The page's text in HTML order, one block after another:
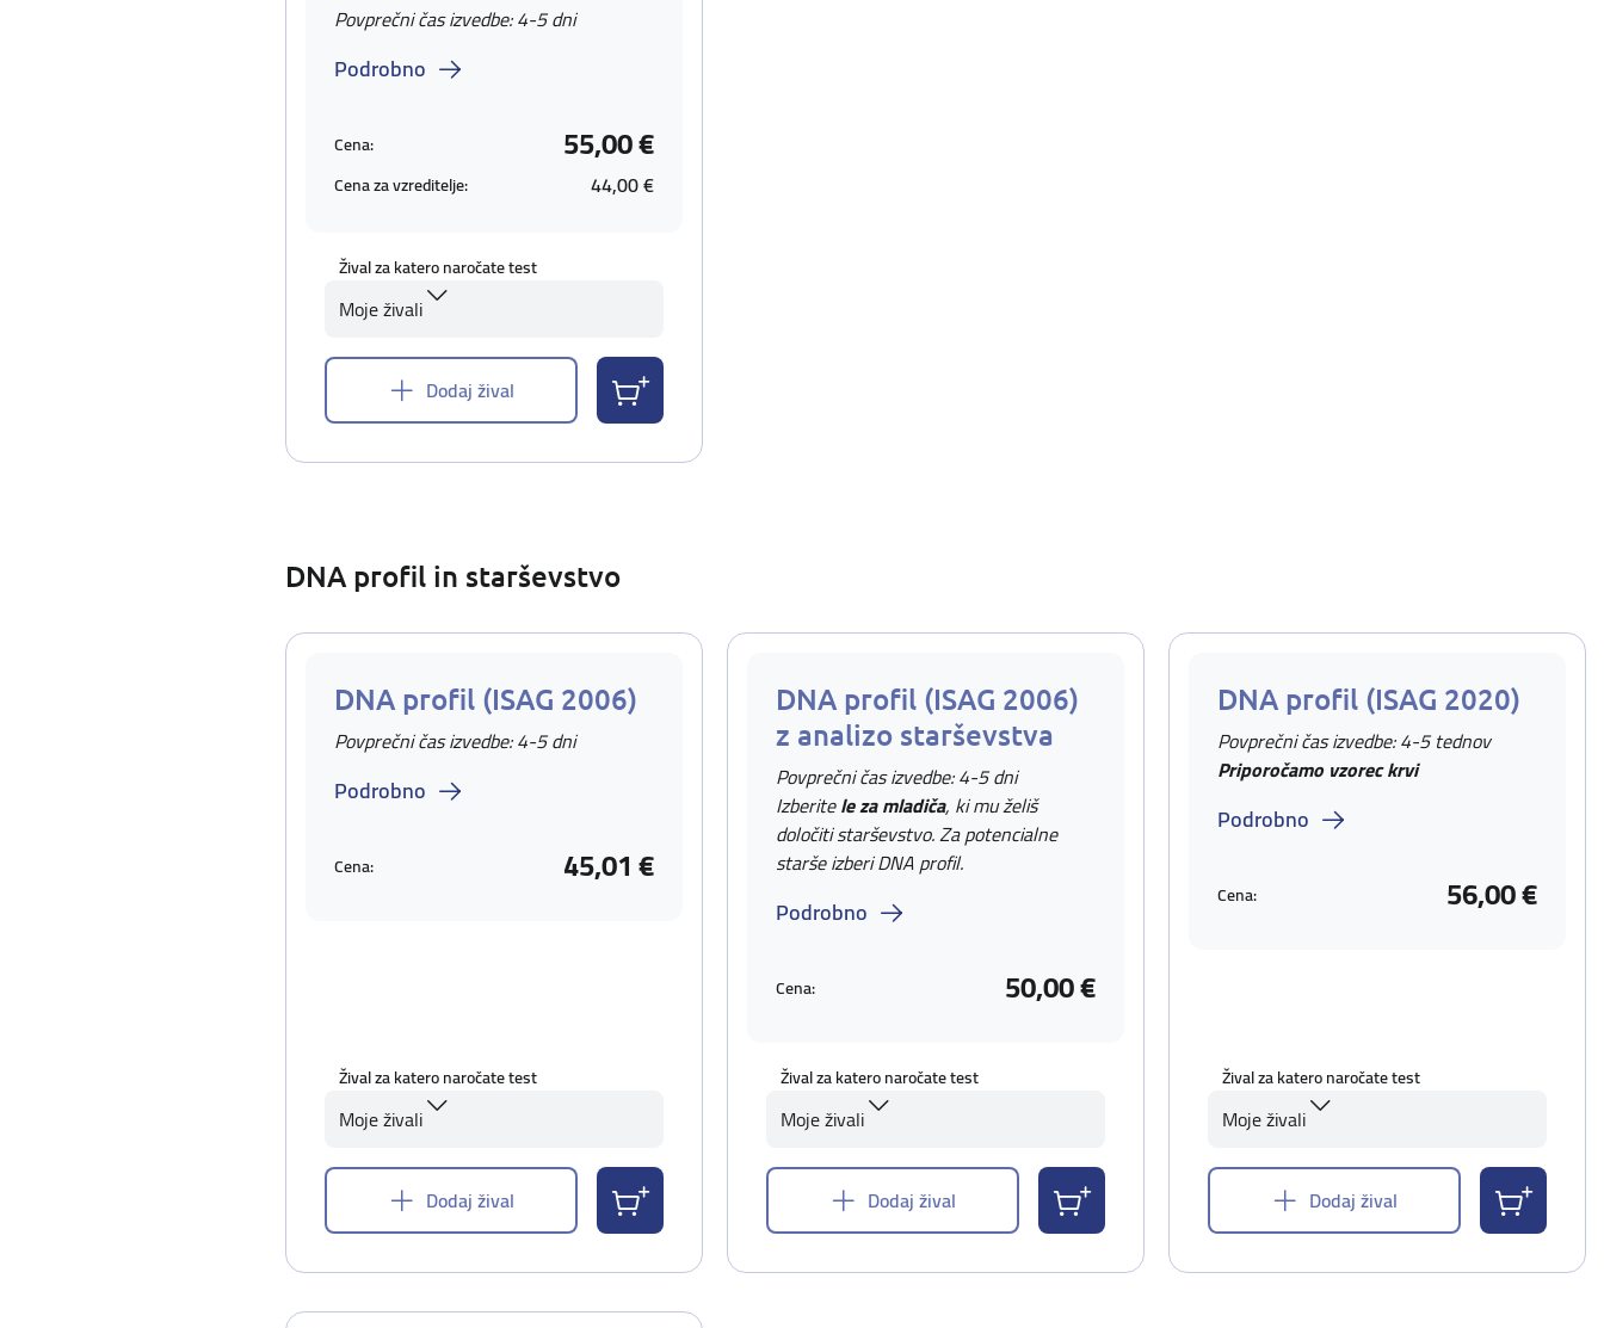
Povprečni čas izvedbe: 4-5 dni
Podrobno
Cena: 55,00 €
Cena za vzreditelje: 44,00 €
Žival za katero naročate test
Moje živali
Dodaj žival
DNA profil in starševstvo
DNA profil (ISAG 2006)
Povprečni čas izvedbe: 4-5 dni
Podrobno
Cena: 45,01 €
Žival za katero naročate test
Moje živali
Dodaj žival
DNA profil (ISAG 2006)
z analizo starševstva
Povprečni čas izvedbe: 4-5 dni
Izberitele za mladiča, ki mu želiš
določiti starševstvo. Za potencialne
starše izberi DNA profil.
Podrobno
Cena: 50,00 €
Žival za katero naročate test
Moje živali
Dodaj žival
DNA profil (ISAG 2020)
Povprečni čas izvedbe: 4-5 tednov
Priporočamo vzorec krvi
Podrobno
Cena: 56,00 €
Žival za katero naročate test
Moje živali
Dodaj žival